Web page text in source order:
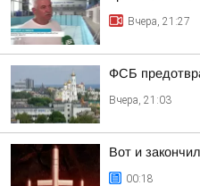
Вчера, 21:27
ФСБ
Вчера, 21:03
Вот и
00:18